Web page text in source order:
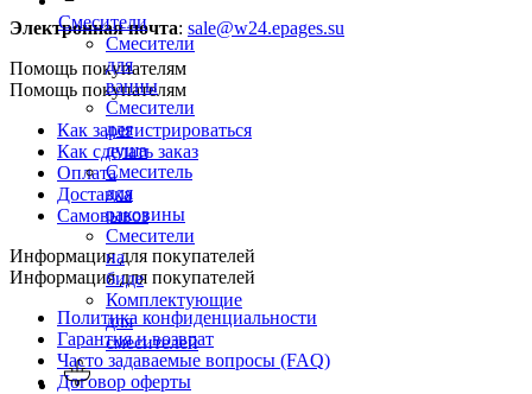
Смесители
Смесители
для
ванны
Смесители
для
душа
Смеситель
для
раковины
Смесители
на
биде
Комплектующие
для
смесителей
Электронная почта: sale@w24.epages.su
Помощь покупателям
Помощь покупателям
Как зарегистрироваться
Как сделать заказ
Оплата
Доставка
Самовывоз
Информация для покупателей
Информация для покупателей
Политика конфиденциальности
Гарантия и возврат
Часто задаваемые вопросы (FAQ)
Договор оферты